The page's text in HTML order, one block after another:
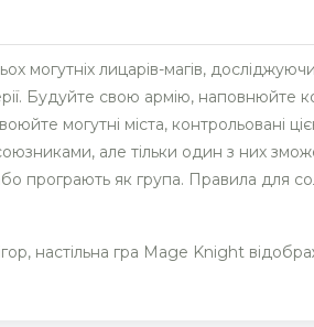
могутніх лицарів-магів, досліджуючи
Будуйте свою армію, наповнюйте
могутні міста, контрольовані
але тільки один з них
програють як група. Правила для
настільна гра Mage Knight